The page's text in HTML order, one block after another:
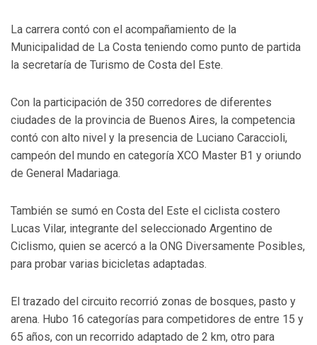
La carrera contó con el acompañamiento de la
Municipalidad de La Costa teniendo como punto de partida
la secretaría de Turismo de Costa del Este.
Con la participación de 350 corredores de diferentes
ciudades de la provincia de Buenos Aires, la competencia
contó con alto nivel y la presencia de Luciano Caraccioli,
campeón del mundo en categoría XCO Master B1 y oriundo
de General Madariaga.
También se sumó en Costa del Este el ciclista costero
Lucas Vilar, integrante del seleccionado Argentino de
Ciclismo, quien se acercó a la ONG Diversamente Posibles,
para probar varias bicicletas adaptadas.
El trazado del circuito recorrió zonas de bosques, pasto y
arena. Hubo 16 categorías para competidores de entre 15 y
65 años, con un recorrido adaptado de 2 km, otro para